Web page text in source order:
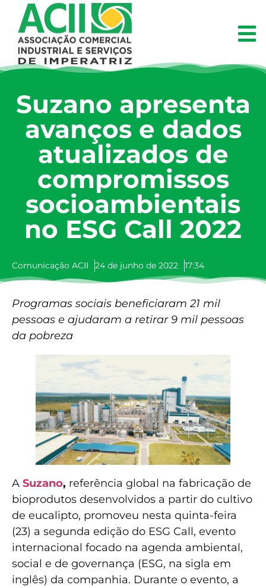
Suzano apresenta
avanços e dados
atualizados de
compromissos
socioambientais
no ESG Call 2022
Comunicação ACII 24 de junho de 2022 17:34
Programas sociais beneficiaram 21 mil
pessoas e ajudaram a retirar 9 mil pessoas
da pobreza
A Suzano, referência global na fabricação de
bioprodutos desenvolvidos a partir do cultivo
de eucalipto, promoveu nesta quinta-feira
(23) a segunda edição do ESG Call, evento
internacional focado na agenda ambiental,
social e de governança (ESG, na sigla em
inglês) da companhia. Durante o evento, a